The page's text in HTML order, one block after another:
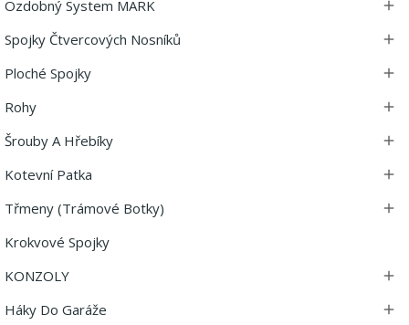
Ozdobný System MARK 
Spojky Čtvercových Nosníků 
Ploché Spojky 
Rohy 
Šrouby A Hřebíky 
Kotevní Patka 
Třmeny (trámové Botky) 
Krokvové Spojky
KONZOLY

Háky Do Garáže 